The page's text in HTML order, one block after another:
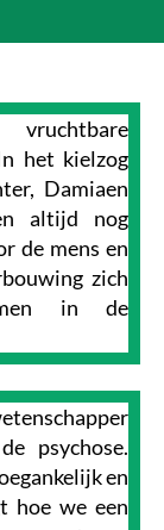
het kielzog
Damiaen
altijd nog
de mens en
zich
in de
psychose.
en
hoe we een